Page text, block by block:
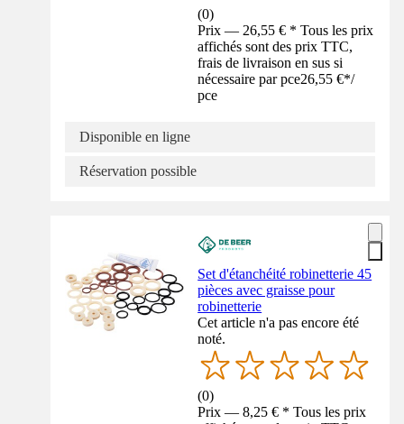
(0)
Prix — 26,55 € * Tous les prix
affichés sont des prix TTC,
frais de livraison en sus si
nécessaire par pce26,55 €*/
pce
Disponible en ligne
Réservation possible
Set d'étanchéité robinetterie 45
pièces avec graisse pour
robinetterie
Cet article n'a pas encore été
noté.
(0)
Prix — 8,25 € * Tous les prix